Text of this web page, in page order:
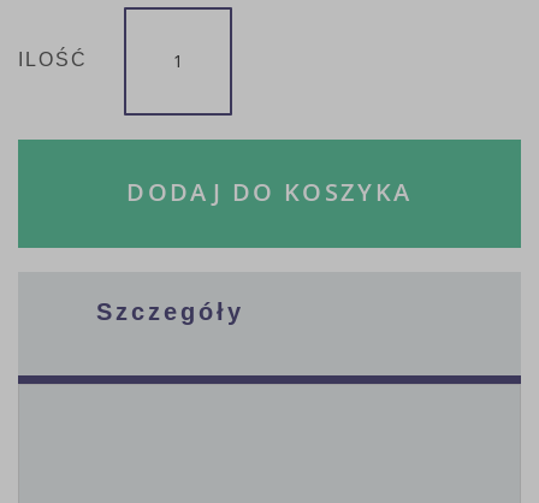
ILOŚĆ
DODAJ DO KOSZYKA
Szczegóły